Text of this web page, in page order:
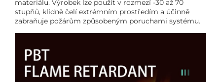
materiálu. Výrobek lze použít v rozmezí -30 až 70
stupňů, klidně čelí extrémním prostředím a účinně
zabraňuje požárům způsobeným poruchami systému.